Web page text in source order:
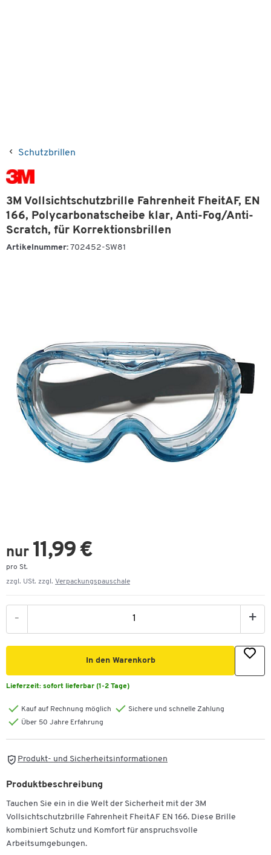
Schutzbrillen
3M Vollsichtschutzbrille Fahrenheit FheitAF, EN
166, Polycarbonatscheibe klar, Anti-Fog/Anti-
Scratch, für Korrektionsbrillen
Artikelnummer: 702452-SW81
nur 11,99 €
pro St.
zzgl. USt. zzgl. Verpackungspauschale
- +
In den Warenkorb
Lieferzeit: sofort lieferbar (1-2 Tage)
Kauf auf Rechnung möglich
Sichere und schnelle Zahlung
Über 50 Jahre Erfahrung
Produkt- und Sicherheitsinformationen
Produktbeschreibung
Tauchen Sie ein in die Welt der Sicherheit mit der 3M
Vollsichtschutzbrille Fahrenheit FheitAF EN 166. Diese Brille
kombiniert Schutz und Komfort für anspruchsvolle
Arbeitsumgebungen.